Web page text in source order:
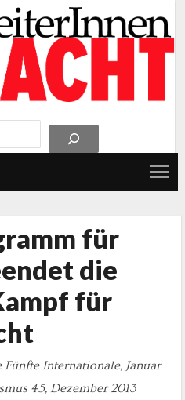
für
die
für
Internationale, Januar
45, Dezember 2013